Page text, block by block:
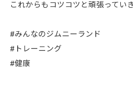
これからもコツコツと頑張ってい
#みんなのジムニーランド
#トレーニング
#健康